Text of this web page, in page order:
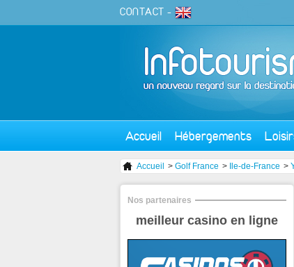
CONTACT -
Accueil Hébergements
Accueil > Golf France > Ile-de-France >
Nos partenaires
meilleur casino en ligne